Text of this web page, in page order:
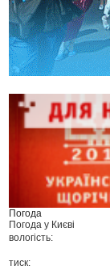
Погода
Погода у Києві
вологість:
тиск: